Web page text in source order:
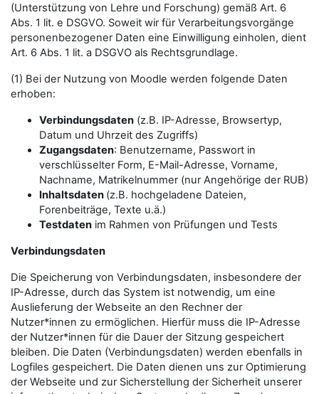
(Unterstützung von Lehre und Forschung) gemäß Art. 6
Abs. 1 lit. e DSGVO. Soweit wir für Verarbeitungsvorgänge
personenbezogener Daten eine Einwilligung einholen, dient
Art. 6 Abs. 1 lit. a DSGVO als Rechtsgrundlage.
(1) Bei der Nutzung von Moodle werden folgende Daten
erhoben:
Verbindungsdaten (z.B. IP-Adresse, Browsertyp,
Datum und Uhrzeit des Zugriffs)
Zugangsdaten: Benutzername, Passwort in
verschlüsselter Form, E-Mail-Adresse, Vorname,
Nachname, Matrikelnummer (nur Angehörige der RUB)
Inhaltsdaten (z.B. hochgeladene Dateien,
Forenbeiträge, Texte u.ä.)
Testdaten im Rahmen von Prüfungen und Tests
Verbindungsdaten
Die Speicherung von Verbindungsdaten, insbesondere der
IP-Adresse, durch das System ist notwendig, um eine
Auslieferung der Webseite an den Rechner der
Nutzer*innen zu ermöglichen. Hierfür muss die IP-Adresse
der Nutzer*innen für die Dauer der Sitzung gespeichert
bleiben. Die Daten (Verbindungsdaten) werden ebenfalls in
Logfiles gespeichert. Die Daten dienen uns zur Optimierung
der Webseite und zur Sicherstellung der Sicherheit unserer